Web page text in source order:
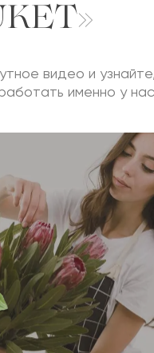
видео и
именно у нас